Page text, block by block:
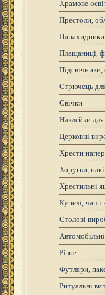
Храмове
Престоли,
Плащаниці,
Стрючець
Свічки
Наклейки
Церковні
Хрести
Хоругви,
Хрестильні
Купелі, чаші
Столові
Різне
Футляри,
Ритуальні